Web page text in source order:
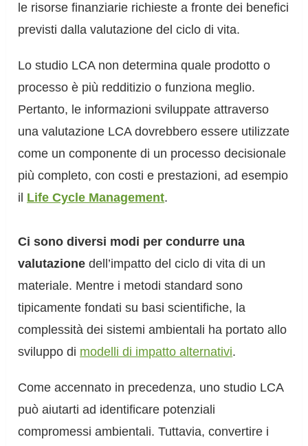
le risorse finanziarie richieste a fronte dei benefici
previsti dalla valutazione del ciclo di vita.
Lo studio LCA non determina quale prodotto o
processo è più redditizio o funziona meglio.
Pertanto, le informazioni sviluppate attraverso
una valutazione LCA dovrebbero essere utilizzate
come un componente di un processo decisionale
più completo, con costi e prestazioni, ad esempio
il Life Cycle Management.
Ci sono diversi modi per condurre una
valutazione dell’impatto del ciclo di vita di un
materiale. Mentre i metodi standard sono
tipicamente fondati su basi scientifiche, la
complessità dei sistemi ambientali ha portato allo
sviluppo di modelli di impatto alternativi.
Come accennato in precedenza, uno studio LCA
può aiutarti ad identificare potenziali
compromessi ambientali. Tuttavia, convertire i